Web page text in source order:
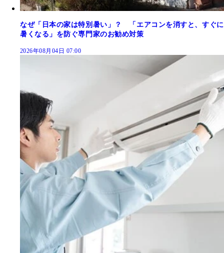
なぜ「日本の家は特別暑い」？ 「エアコンを消すと、すぐに
暑くなる」を防ぐ専門家のお勧め対策
2026年08月04日 07:00